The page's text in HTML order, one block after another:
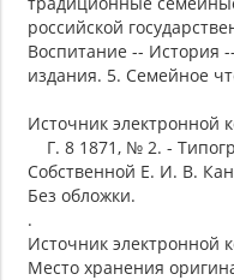
российской
Воспитание -- История
издания. 5. Семейное
Источник электронной
Г. 8 1871, № 2. -
Собственной Е. И. В.
Без обложки.
.
Источник электронной
Место хранения